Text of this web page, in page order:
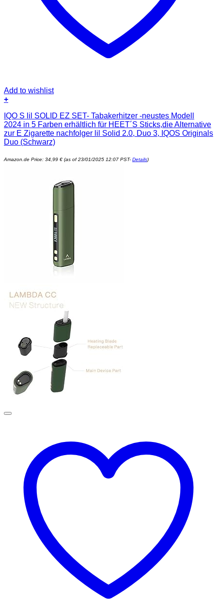
Add to wishlist
+
IQO S lil SOLID EZ SET- Tabakerhitzer -neustes Modell
2024 in 5 Farben erhältlich für HEET´S Sticks,die Alternative
zur E Zigarette nachfolger lil Solid 2.0, Duo 3, IQOS Originals
Duo (Schwarz)
Amazon.de Price: 34,99 € (as of 23/01/2025 12:07 PST- Details)